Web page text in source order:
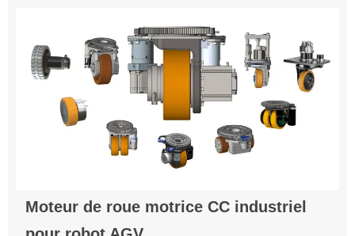
Moteur de roue motrice CC industriel